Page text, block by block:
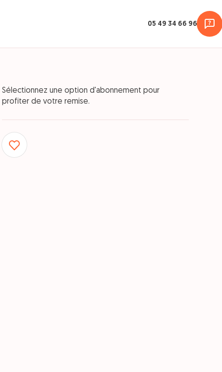
05 49 34 66 96
Sélectionnez une option d'abonnement pour
profiter de votre remise.